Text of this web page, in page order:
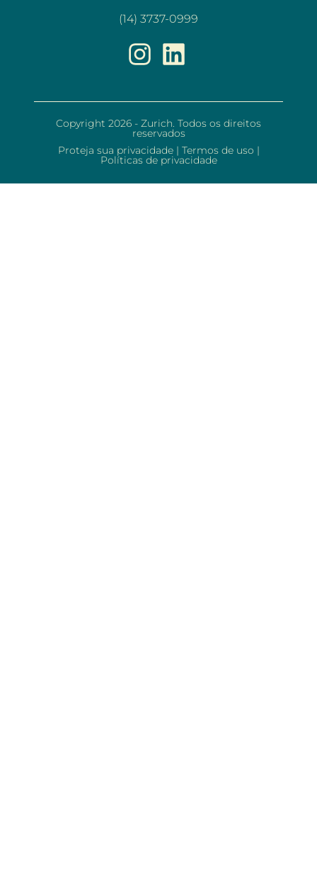
(14) 3737-0999
Copyright 2026 - Zurich. Todos os direitos
reservados
Proteja sua privacidade | Termos de uso |
Políticas de privacidade